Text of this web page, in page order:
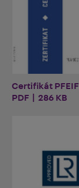
Certifikát
PDF | 286 KB